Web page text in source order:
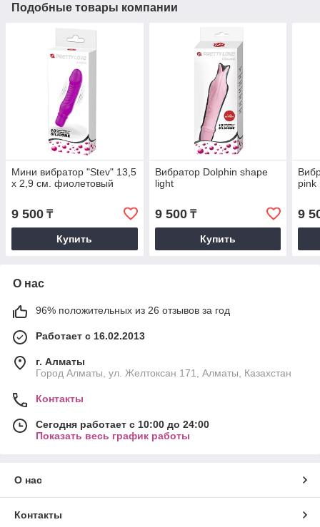
Подобные товары компании
Мини вибратор "Stev" 13,5
x 2,9 см. фиолетовый
9 500 ₸
Купить
Вибратор Dolphin shape
light
9 500₸
Купить
pink
9
О нас
96% положительных из 26 отзывов за год
Работает с 16.02.2013
г. Алматы
Город Алматы, ул. Желтоксан 171, Алматы, Казахстан
Контакты
Сегодня работает с 10:00 до 24:00
Показать весь график работы
О нас
Контакты